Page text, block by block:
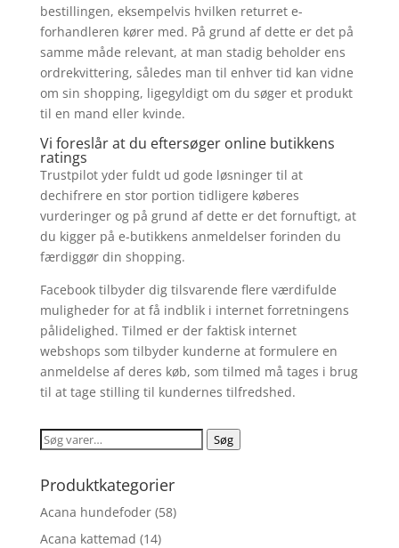
bestillingen, eksempelvis hvilken returret e-
forhandleren kører med. På grund af dette er det på
samme måde relevant, at man stadig beholder ens
ordrekvittering, således man til enhver tid kan vidne
om sin shopping, ligegyldigt om du søger et produkt
til en mand eller kvinde.
Vi foreslår at du eftersøger online butikkens
ratings
Trustpilot yder fuldt ud gode løsninger til at
dechifrere en stor portion tidligere køberes
vurderinger og på grund af dette er det fornuftigt, at
du kigger på e-butikkens anmeldelser forinden du
færdiggør din shopping.
Facebook tilbyder dig tilsvarende flere værdifulde
muligheder for at få indblik i internet forretningens
pålidelighed. Tilmed er der faktisk internet
webshops som tilbyder kunderne at formulere en
anmeldelse af deres køb, som tilmed må tages i brug
til at tage stilling til kundernes tilfredshed.
Søg
Søg
Produktkategorier
Acana hundefoder (58)
Acana kattemad (14)